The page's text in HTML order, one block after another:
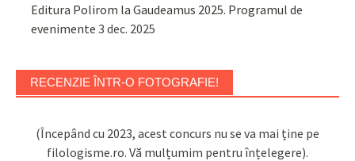
Editura Polirom la Gaudeamus 2025. Programul de
evenimente 3 dec. 2025
RECENZIE ÎNTR-O FOTOGRAFIE!
(Începând cu 2023, acest concurs nu se va mai ține pe
filologisme.ro. Vă mulțumim pentru înțelegere).